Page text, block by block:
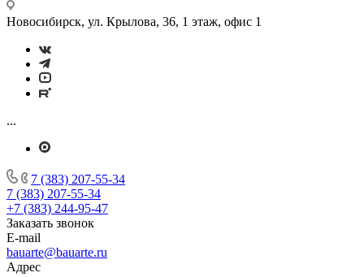
Новосибирск, ул. Крылова, 36, 1 этаж, офис 1
...
7 (383) 207-55-34
7 (383) 207-55-34
+7 (383) 244-95-47
Заказать звонок
E-mail
bauarte@bauarte.ru
Адрес